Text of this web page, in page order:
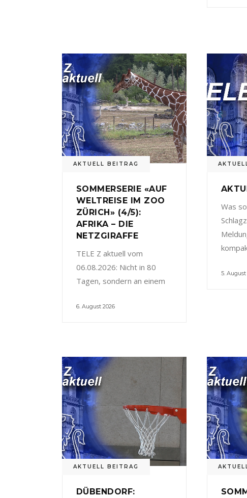
AKTUELL BEITRAG
SOMMERSERIE «AUF
WELTREISE IM ZOO
ZÜRICH» (4/5):
AFRIKA – DIE
NETZGIRAFFE
TELE Z aktuell vom
06.08.2026: Nicht in 80
Tagen, sondern an einem
6. August 2026
Was
5. August
AKTUELL BEITRAG
DÜBENDORF: